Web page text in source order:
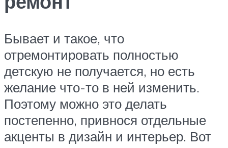
Бывает и такое, что
отремонтировать полностью
детскую не получается, но есть
желание что-то в ней изменить.
Поэтому можно это делать
постепенно, привнося отдельные
акценты в дизайн и интерьер. Вот